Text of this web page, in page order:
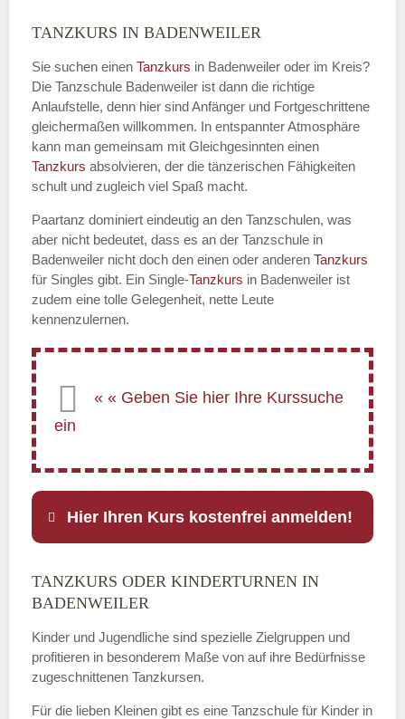
TANZKURS IN BADENWEILER
Sie suchen einen Tanzkurs in Badenweiler oder im Kreis?
Die Tanzschule Badenweiler ist dann die richtige
Anlaufstelle, denn hier sind Anfänger und Fortgeschrittene
gleichermaßen willkommen. In entspannter Atmosphäre
kann man gemeinsam mit Gleichgesinnten einen
Tanzkurs absolvieren, der die tänzerischen Fähigkeiten
schult und zugleich viel Spaß macht.
Paartanz dominiert eindeutig an den Tanzschulen, was
aber nicht bedeutet, dass es an der Tanzschule in
Badenweiler nicht doch den einen oder anderen Tanzkurs
für Singles gibt. Ein Single-Tanzkurs in Badenweiler ist
zudem eine tolle Gelegenheit, nette Leute
kennenzulernen.
Hier Ihren Kurs kostenfrei anmelden!
Name
E-Mail*
TANZKURS ODER KINDERTURNEN IN
BADENWEILER
Kinder und Jugendliche sind spezielle Zielgruppen und
profitieren in besonderem Maße von auf ihre Bedürfnisse
zugeschnittenen Tanzkursen.
Für die lieben Kleinen gibt es eine Tanzschule für Kinder in